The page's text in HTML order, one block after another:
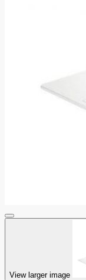
View larger image